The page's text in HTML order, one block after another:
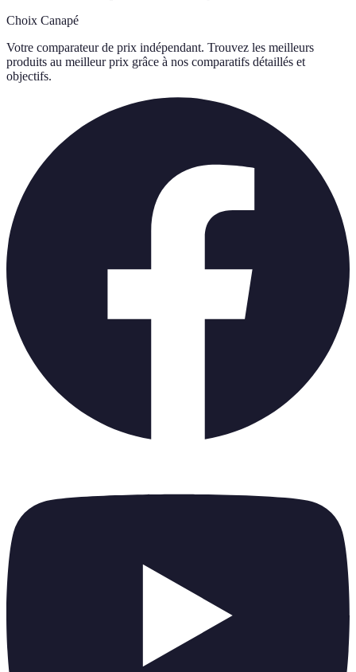
Choix Canapé
Votre comparateur de prix indépendant. Trouvez les meilleurs
produits au meilleur prix grâce à nos comparatifs détaillés et
objectifs.